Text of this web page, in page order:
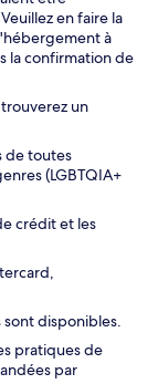
en faire la
à
la confirmation de
un
de toutes
(LGBTQIA+
crédit et les
sont disponibles.
pratiques de
par